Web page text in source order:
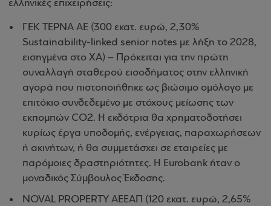
ελληνικές επιχειρήσεις:
ΓΕΚ ΤΕΡΝΑ ΑΕ (300 εκατ. ευρώ, 2,30%
Sustainability-linked senior notes με λήξη το 2028,
εισηγμένα στο ΧΑ) – Πρόκειται για την πρώτη
συναλλαγή σταθερού εισοδήματος στην ελληνική
αγορά που πιστοποιήθηκε ως βιώσιμο ομόλογο με
επιτόκιο συνδεδεμένο με στόχους μείωσης των
εκπομπών CO2. Η εκδότρια θα χρηματοδοτήσει
κυρίως έργα υποδομής, ενέργειας, παραχωρήσεων
ή ακινήτων, ή θα συμμετάσχει σε εταιρείες με
παρόμοιες δραστηριότητες. Η Eurobank ήταν ο
μοναδικός Σύμβουλος Έκδοσης.
NOVAL PROPERTY ΑΕΕΑΠ (120 εκατ. ευρώ, 2,65%